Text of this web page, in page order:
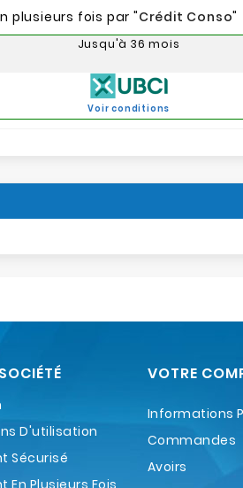
plusieurs fois par "Crédit Conso"
Jusqu'à 36 mois
Voir conditions
D'utilisation
Sécurisé
En Plusieurs Fois
VOTRE
Informations
Commandes
Avoirs